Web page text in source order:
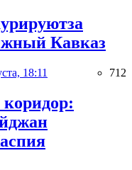
Кавказ
18:11 712